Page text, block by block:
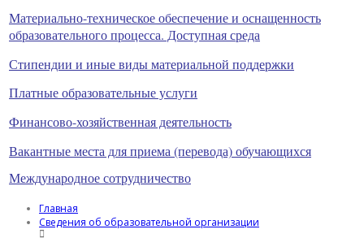
Материально-техническое обеспечение и оснащенность
образовательного процесса. Доступная среда
Стипендии и иные виды материальной поддержки
Платные образовательные услуги
Финансово-хозяйственная деятельность
Вакантные места для приема (перевода) обучающихся
Международное сотрудничество
Главная
Сведения об образовательной организации